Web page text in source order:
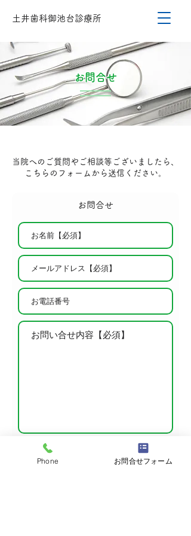
土井歯科御池台診療所
お問合せ
当院へのご質問やご相談等ございましたら、
こちらのフォームから送信ください。
お問合せ
※プライバシーポリシーを表示
Phone お問合せフォーム